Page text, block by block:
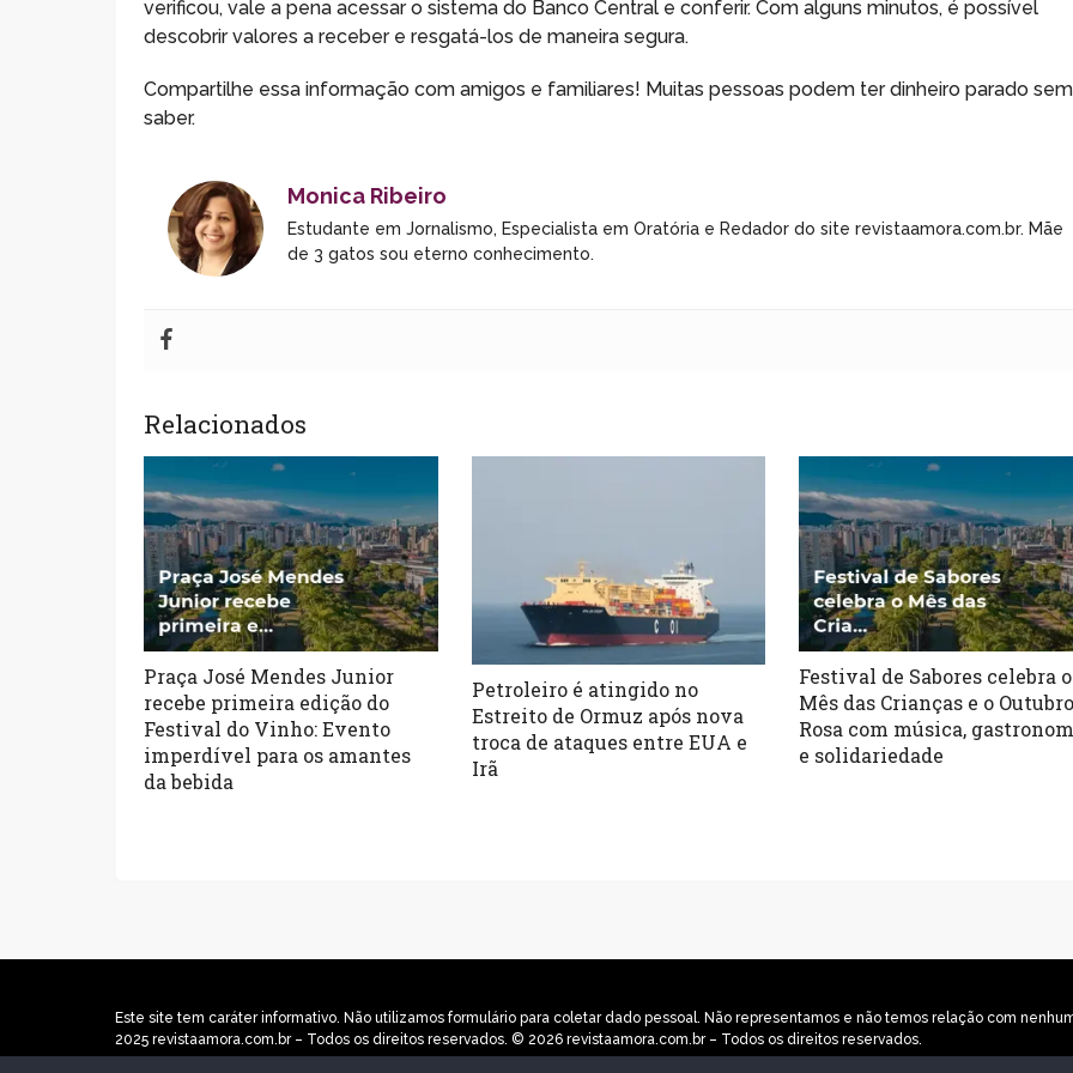
verificou, vale a pena acessar o sistema do Banco Central e conferir. Com alguns minutos, é possível
descobrir valores a receber e resgatá-los de maneira segura.
Compartilhe essa informação com amigos e familiares! Muitas pessoas podem ter dinheiro parado sem
saber.
Monica Ribeiro
Estudante em Jornalismo, Especialista em Oratória e Redador do site revistaamora.com.br. Mãe
de 3 gatos sou eterno conhecimento.
Relacionados
Praça José Mendes Junior
recebe primeira edição do
Festival do Vinho: Evento
imperdível para os amantes
da bebida
Petroleiro é atingido no
Estreito de Ormuz após nova
troca de ataques entre EUA e
Irã
Festival de Sabores celebra o
Mês das Crianças e o
Rosa com música,
e solidariedade
Este site tem caráter informativo. Não utilizamos formulário para coletar dado pessoal. Não representamos e não temos relação com
2025 revistaamora.com.br – Todos os direitos reservados. © 2026 revistaamora.com.br – Todos os direitos reservados.